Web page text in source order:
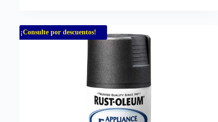
¡Consulte por descuentos!